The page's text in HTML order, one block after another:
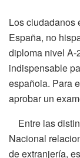
Los ciudadanos
España, no
diploma nivel A-
indispensable
española. Para
aprobar un
Entre las
Nacional
de extranjería,